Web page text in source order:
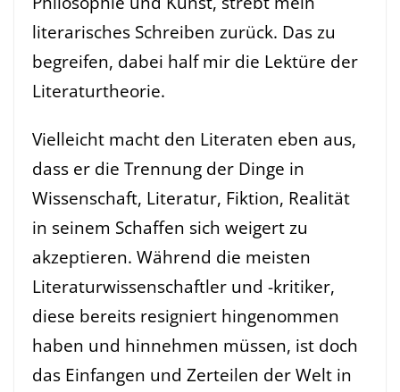
literarisches Schreiben zurück. Das zu
begreifen, dabei half mir die Lektüre der
Literaturtheorie.
Vielleicht macht den Literaten eben aus,
dass er die Trennung der Dinge in
Wissenschaft, Literatur, Fiktion, Realität
in seinem Schaffen sich weigert zu
akzeptieren. Während die meisten
Literaturwissenschaftler und -kritiker,
diese bereits resigniert hingenommen
haben und hinnehmen müssen, ist doch
das Einfangen und Zerteilen der Welt in